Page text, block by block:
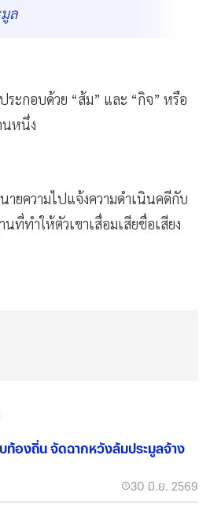
ล
ะกอบด้วย “ส้ม” และ “กิจ” หรือ
นหนึ่ง
ายความไปแจ้งความดำเนินคดีกับ
ที่ทำให้ตัวเขาเสื่อมเสียชื่อเสียง
องถิ่น จัดฉากหวังล้มประมูลจ้าง
30 มิ.ย. 2569